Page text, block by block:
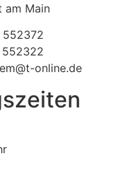
am Main
online.de